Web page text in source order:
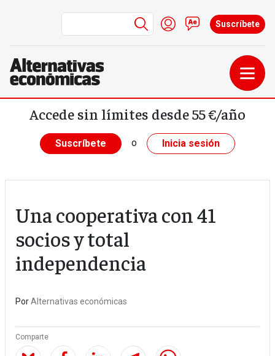
Pasar al contenido principal
Menú de cuenta de
Iniciar sesión
Contacto
Suscríbete
Accede sin límites desde 55 €/año
Suscríbete o Inicia sesión
Una cooperativa con 41
socios y total
independencia
PorAlternativas económicas
Comparte